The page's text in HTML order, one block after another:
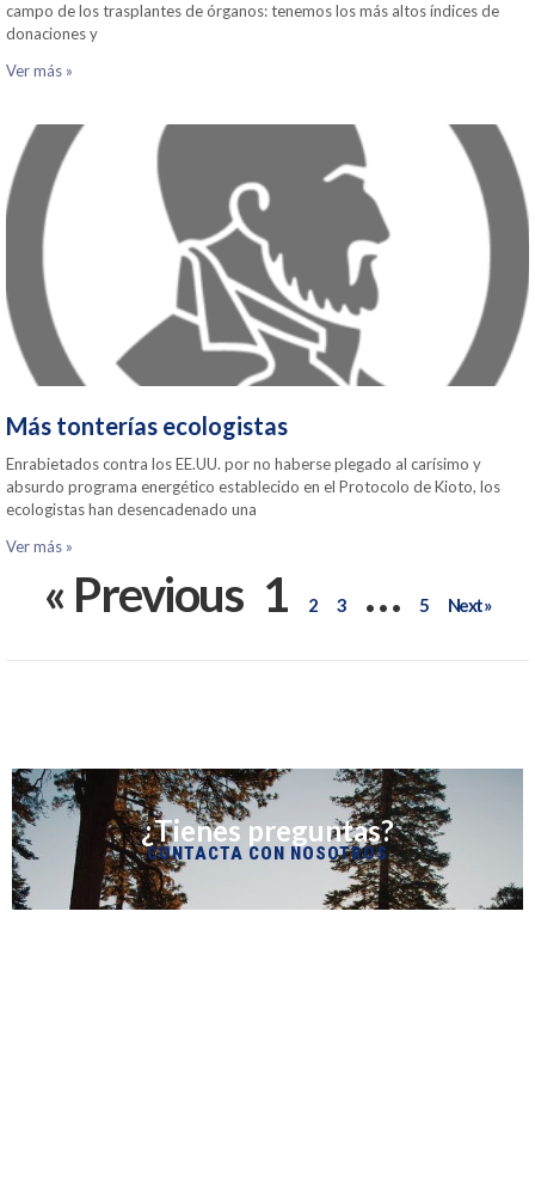
campo de los trasplantes de órganos: tenemos los más altos índices de
donaciones y
Ver más »
Más tonterías ecologistas
Enrabietados contra los EE.UU. por no haberse plegado al carísimo y
absurdo programa energético establecido en el Protocolo de Kioto, los
ecologistas han desencadenado una
Ver más »
« Previous 1 2 3 … 5 Next »
¿Tienes preguntas?
CONTACTA CON NOSOTROS